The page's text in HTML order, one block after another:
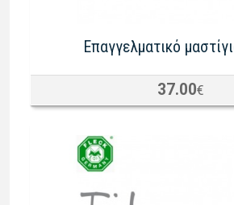
Επαγγελματικό
37.00€